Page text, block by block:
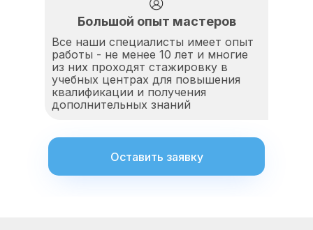
Большой опыт мастеров
Все наши специалисты имеет опыт
работы - не менее 10 лет и многие
из них проходят стажировку в
учебных центрах для повышения
квалификации и получения
дополнительных знаний
Оставить заявку